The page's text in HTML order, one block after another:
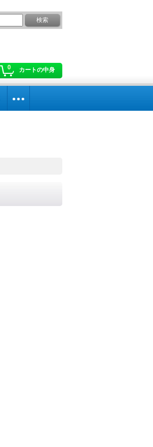
0 カートの中身